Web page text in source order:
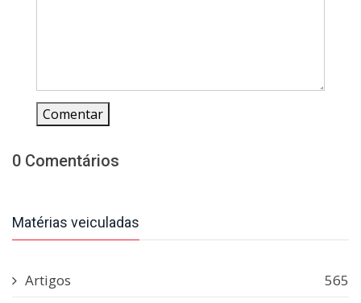
Comentar
0 Comentários
Matérias veiculadas
Artigos
565